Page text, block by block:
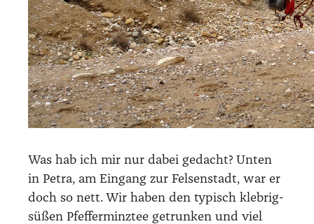
Was hab ich mir nur dabei gedacht? Unten
in Petra, am Ein­gang zur Fel­sen­stadt, war er
doch so nett. Wir haben den typisch kleb­rig-
süßen Pfef­fer­minz­tee getrun­ken und viel